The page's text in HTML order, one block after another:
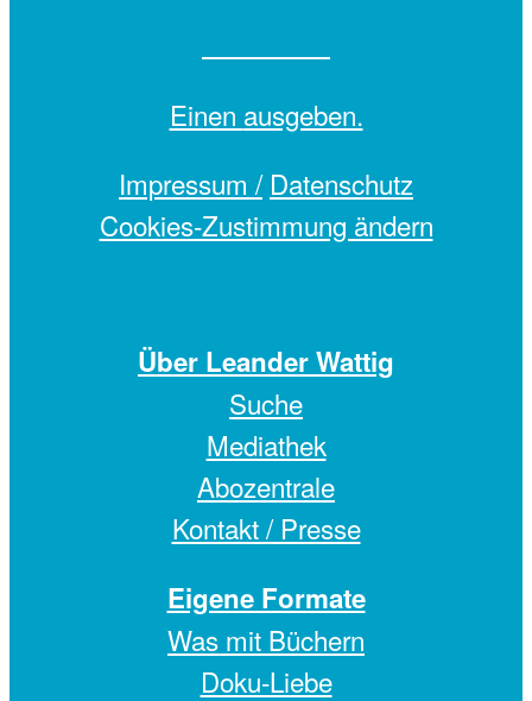
Einen ausgeben.
Impressum / Datenschutz
Cookies-Zustimmung ändern
Über Leander Wattig
Suche
Mediathek
Abozentrale
Kontakt / Presse
Eigene Formate
Was mit Büchern
Doku-Liebe